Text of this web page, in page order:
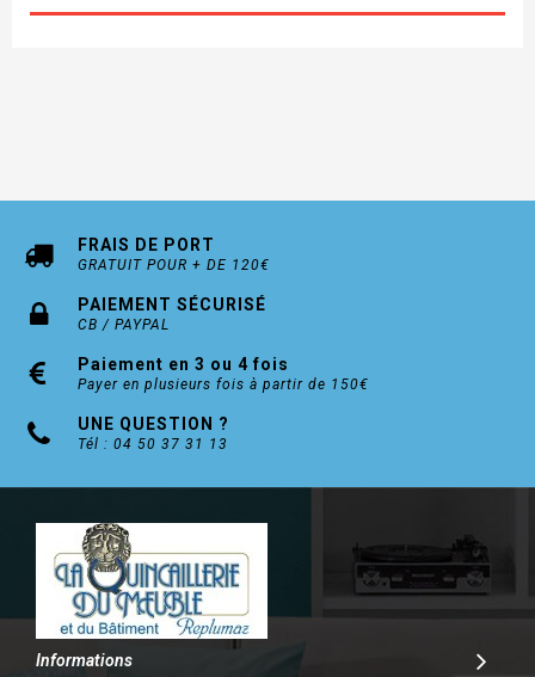
FRAIS DE PORT
GRATUIT POUR + DE 120€
PAIEMENT SÉCURISÉ
CB / PAYPAL
Paiement en 3 ou 4 fois
Payer en plusieurs fois à partir de 150€
UNE QUESTION ?
Tél : 04 50 37 31 13
Informations